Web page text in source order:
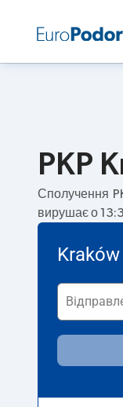
PKP
Сполучення
вирушає о
Kraków